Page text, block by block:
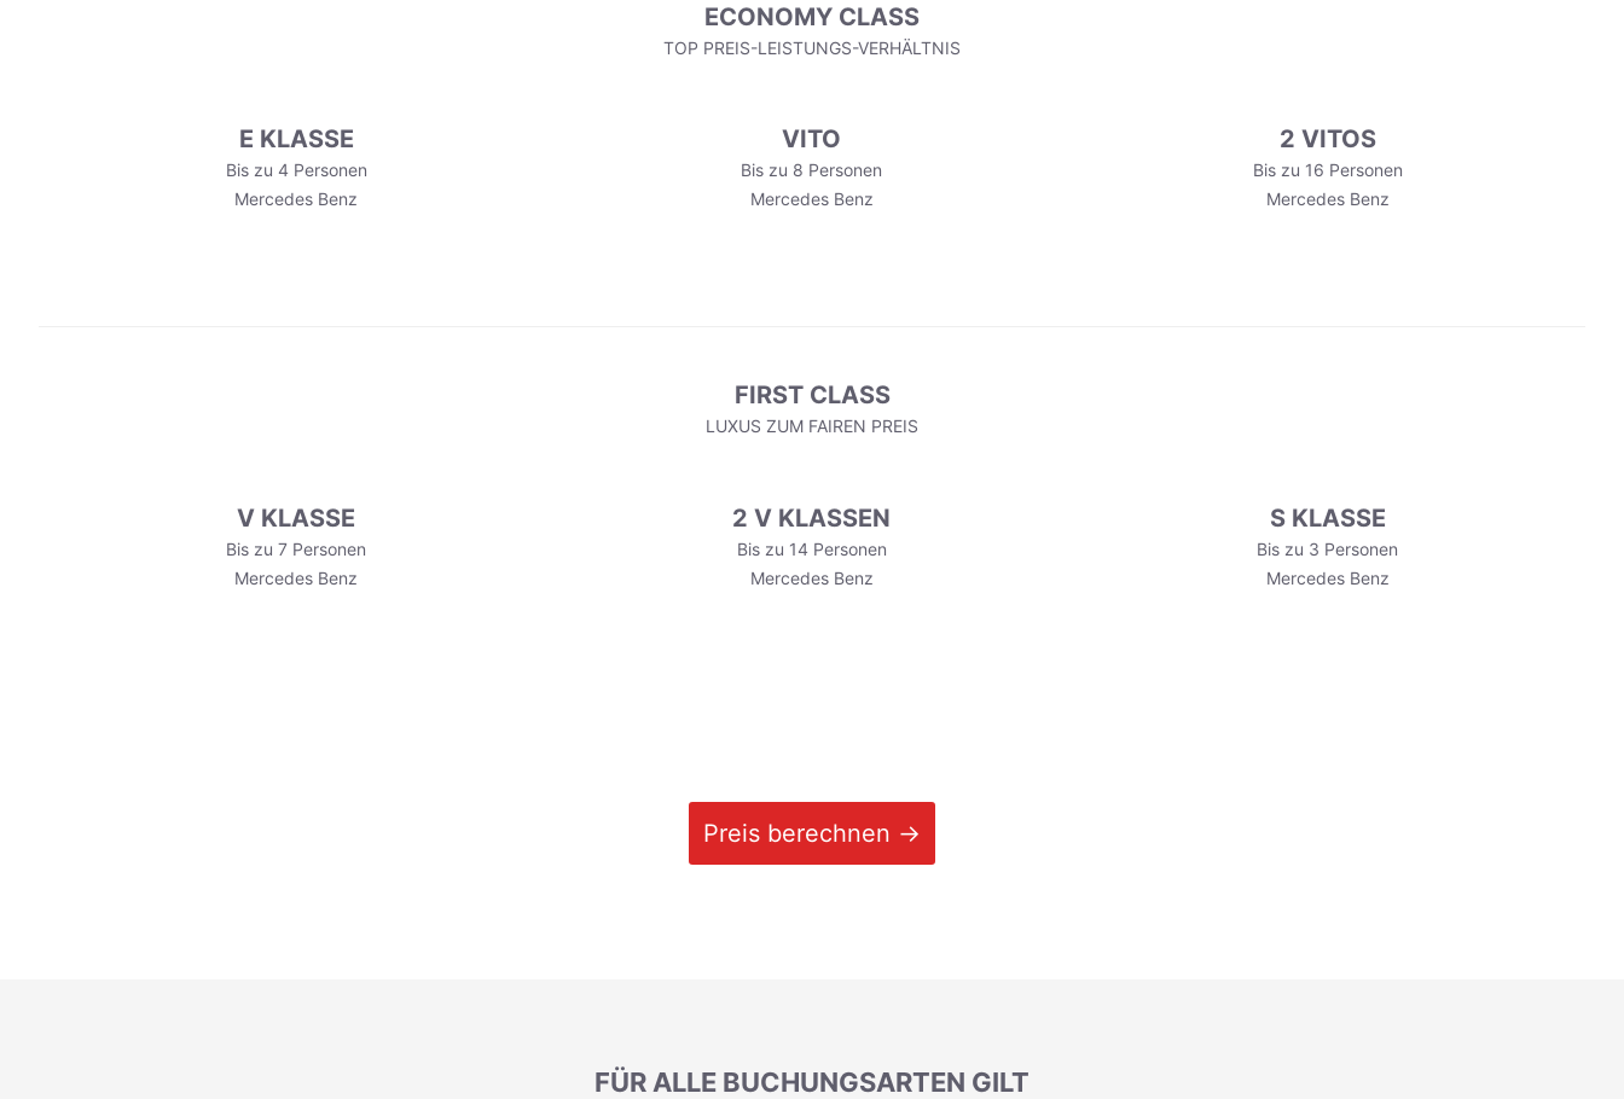
ECONOMY CLASS
TOP PREIS-LEISTUNGS-VERHÄLTNIS
E KLASSE
Bis zu 4 Personen
Mercedes Benz
VITO
Bis zu 8 Personen
Mercedes Benz
2 VITOS
Bis zu 16 Personen
Mercedes Benz
FIRST CLASS
LUXUS ZUM FAIREN PREIS
V KLASSE
Bis zu 7 Personen
Mercedes Benz
2 V KLASSEN
Bis zu 14 Personen
Mercedes Benz
S KLASSE
Bis zu 3 Personen
Mercedes Benz
Preis berechnen →
FÜR ALLE BUCHUNGSARTEN GILT